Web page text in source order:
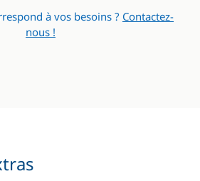
à vos besoins ? Contactez-
nous !